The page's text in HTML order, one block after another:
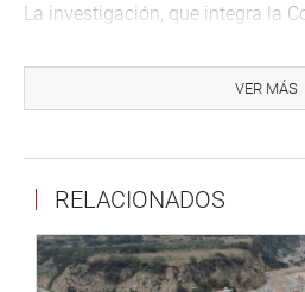
La investigación, que integra la
actualidad del más grande
Sudamérica y conocer las
quienes son actualmente los
los incas.
Información adicional
594 páginas
VER MÁS
RELACIONADOS